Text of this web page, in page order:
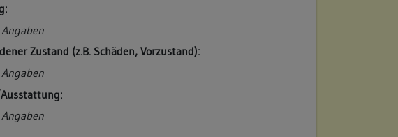
Zustand (z.B. Schäden, Vorzustand):